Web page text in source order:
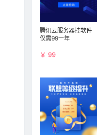
腾讯云服务器挂软件
仅需99一年
￥ 99